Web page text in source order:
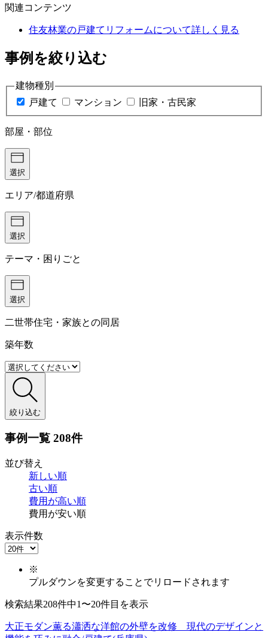
関連コンテンツ
住友林業の戸建てリフォームについて詳しく見る
事例を絞り込む
建物種別
戸建て
マンション 旧家・古民家
部屋・部位
選択
エリア/都道府県
選択
テーマ・困りごと
選択
二世帯住宅・家族との同居
築年数
絞り込む
事例一覧 208件
並び替え
新しい順
古い順
費用が高い順
費用が安い順
表示件数
※
プルダウンを変更することでリロードされます
検索結果208件中1〜20件目を表示
大正モダン薫る瀟洒な洋館の外壁を改修 現代のデザインと